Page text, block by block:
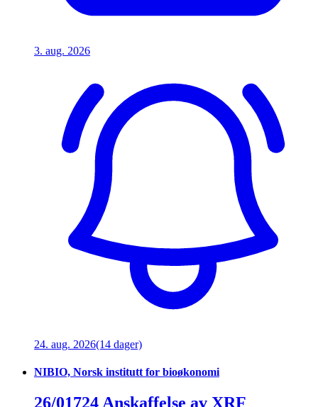
3. aug. 2026
24. aug. 2026(14 dager)
NIBIO, Norsk institutt for bioøkonomi
26/01724 Anskaffelse av XRF